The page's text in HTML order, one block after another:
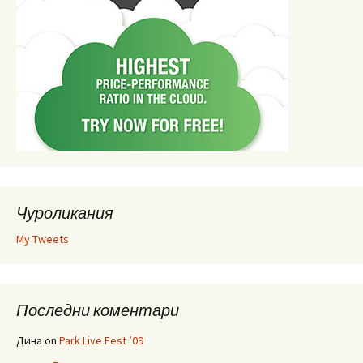
Чуроликания
My Tweets
Последни коментари
Дина on Park Live Fest ’09